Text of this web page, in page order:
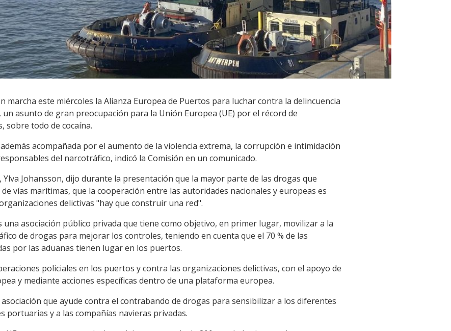
marcha este miércoles la Alianza Europea de Puertos para luchar contra la delincuencia
asunto de gran preocupación para la Unión Europea (UE) por el récord de
sobre todo de cocaína.
acompañada por el aumento de la violencia extrema, la corrupción e intimidación
del narcotráfico, indicó la Comisión en un comunicado.
Johansson, dijo durante la presentación que la mayor parte de las drogas que
vías marítimas, que la cooperación entre las autoridades nacionales y europeas es
delictivas "hay que construir una red".
una asociación público privada que tiene como objetivo, en primer lugar, movilizar a la
de drogas para mejorar los controles, teniendo en cuenta que el 70 % de las
por las aduanas tienen lugar en los puertos.
policiales en los puertos y contra las organizaciones delictivas, con el apoyo de
y mediante acciones específicas dentro de una plataforma europea.
que ayude contra el contrabando de drogas para sensibilizar a los diferentes
portuarias y a las compañías navieras privadas.